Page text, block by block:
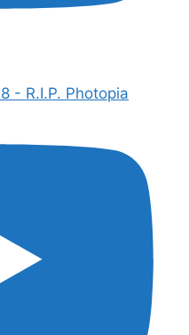
- R.I.P. Photopia